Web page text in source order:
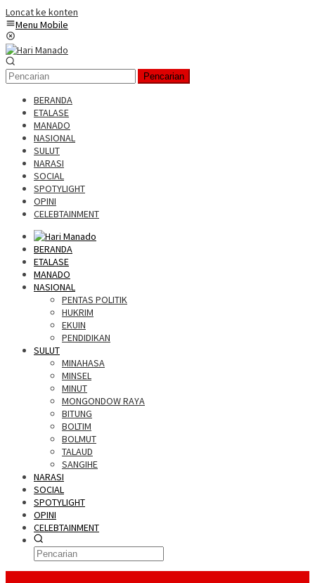
Loncat ke konten
Menu Mobile
Pencarian
BERANDA
ETALASE
MANADO
NASIONAL
SULUT
NARASI
SOCIAL
SPOTYLIGHT
OPINI
CELEBTAINMENT
BERANDA
ETALASE
MANADO
NASIONAL
PENTAS POLITIK
HUKRIM
EKUIN
PENDIDIKAN
SULUT
MINAHASA
MINSEL
MINUT
MONGONDOW RAYA
BITUNG
BOLTIM
BOLMUT
TALAUD
SANGIHE
NARASI
SOCIAL
SPOTYLIGHT
OPINI
CELEBTAINMENT